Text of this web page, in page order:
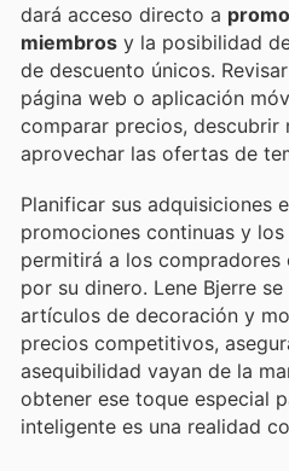
dará acceso directo a
miembros y la posibilidad
de descuento únicos.
página web o aplicación
comparar precios, descubrir
aprovechar las ofertas de
Planificar sus adquisiciones
promociones continuas y
permitirá a los
por su dinero. Lene Bjerre
artículos de decoración y
precios competitivos,
asequibilidad vayan de la
obtener ese toque especial
inteligente es una realidad